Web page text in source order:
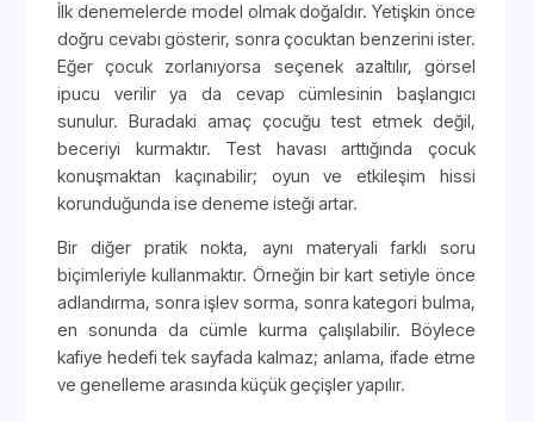
İlk denemelerde model olmak doğaldır. Yetişkin önce
doğru cevabı gösterir, sonra çocuktan benzerini ister.
Eğer çocuk zorlanıyorsa seçenek azaltılır, görsel
ipucu verilir ya da cevap cümlesinin başlangıcı
sunulur. Buradaki amaç çocuğu test etmek değil,
beceriyi kurmaktır. Test havası arttığında çocuk
konuşmaktan kaçınabilir; oyun ve etkileşim hissi
korunduğunda ise deneme isteği artar.
Bir diğer pratik nokta, aynı materyali farklı soru
biçimleriyle kullanmaktır. Örneğin bir kart setiyle önce
adlandırma, sonra işlev sorma, sonra kategori bulma,
en sonunda da cümle kurma çalışılabilir. Böylece
kafiye hedefi tek sayfada kalmaz; anlama, ifade etme
ve genelleme arasında küçük geçişler yapılır.